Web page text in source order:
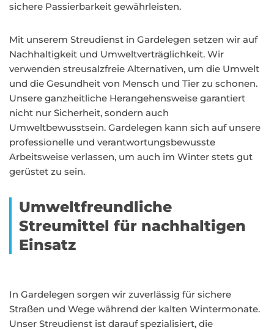
sichere Passierbarkeit gewährleisten.
Mit unserem Streudienst in Gardelegen setzen wir auf
Nachhaltigkeit und Umweltverträglichkeit. Wir
verwenden streusalzfreie Alternativen, um die Umwelt
und die Gesundheit von Mensch und Tier zu schonen.
Unsere ganzheitliche Herangehensweise garantiert
nicht nur Sicherheit, sondern auch
Umweltbewusstsein. Gardelegen kann sich auf unsere
professionelle und verantwortungsbewusste
Arbeitsweise verlassen, um auch im Winter stets gut
gerüstet zu sein.
Umweltfreundliche
Streumittel für nachhaltigen
Einsatz
In Gardelegen sorgen wir zuverlässig für sichere
Straßen und Wege während der kalten Wintermonate.
Unser Streudienst ist darauf spezialisiert, die